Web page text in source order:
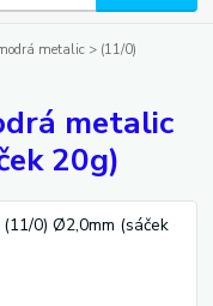
metalic > (11/0)
metalic
20g)